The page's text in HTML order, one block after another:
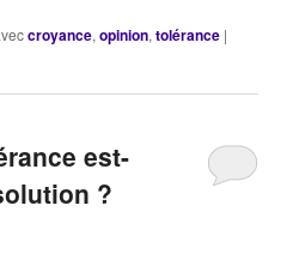
croyance,opinion,tolérance |
est-
?